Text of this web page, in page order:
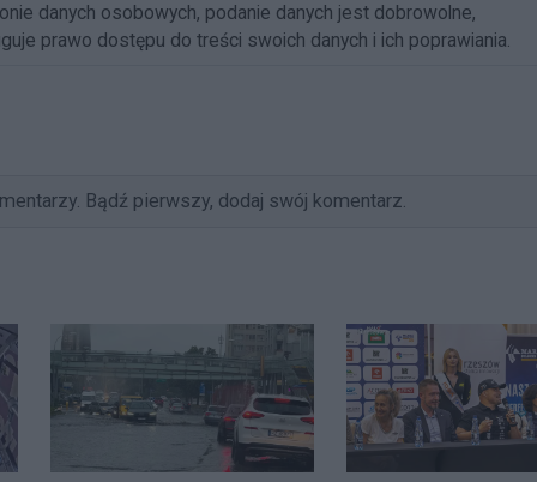
danych osobowych, podanie danych jest dobrowolne,
prawo dostępu do treści swoich danych i ich poprawiania.
Bądź pierwszy, dodaj swój komentarz.